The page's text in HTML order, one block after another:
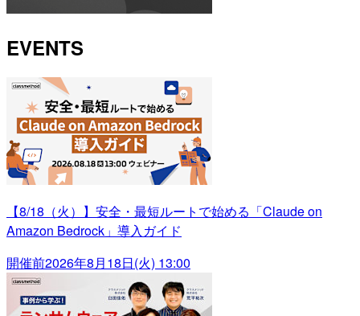
EVENTS
【8/18（火）】安全・最短ルートで始める「Claude on
Amazon Bedrock」導入ガイド
開催前2026年8月18日(火) 13:00